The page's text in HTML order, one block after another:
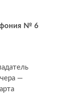
№ 6
—